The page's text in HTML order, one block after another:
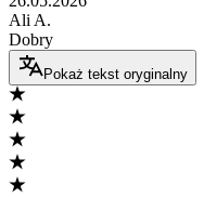
Ali A.
Dobry
Pokaż tekst oryginalny